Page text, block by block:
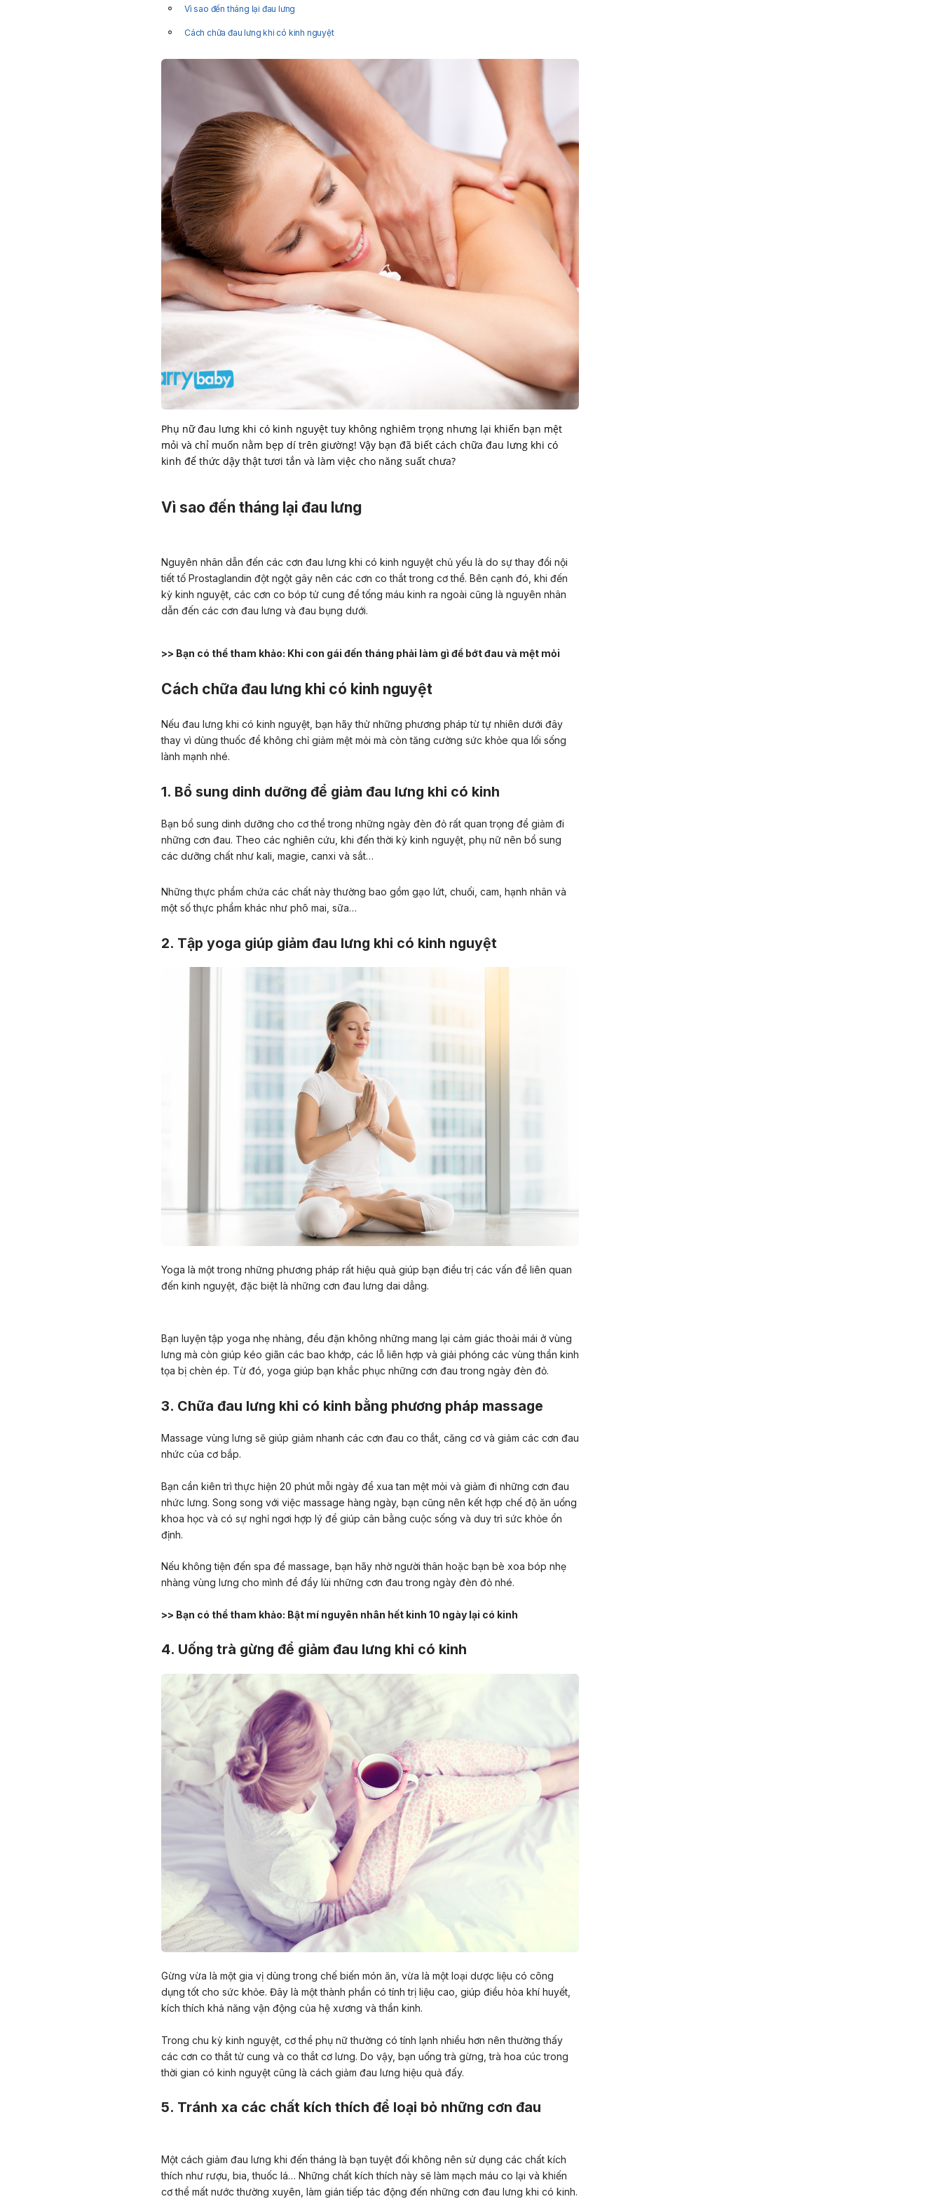
Vì sao đến tháng lại đau lưng
Cách chữa đau lưng khi có kinh nguyệt
Phụ nữ đau lưng khi có kinh nguyệt tuy không nghiêm trọng nhưng lại khiến bạn mệt
mỏi và chỉ muốn nằm bẹp dí trên giường! Vậy bạn đã biết cách chữa đau lưng khi có
kinh để thức dậy thật tươi tắn và làm việc cho năng suất chưa?
Vì sao đến tháng lại đau lưng
Nguyên nhân dẫn đến các cơn đau lưng khi có kinh nguyệt chủ yếu là do sự thay đổi nội
tiết tố Prostaglandin đột ngột gây nên các cơn co thắt trong cơ thể. Bên cạnh đó, khi đến
kỳ kinh nguyệt, các cơn co bóp tử cung để tống máu kinh ra ngoài cũng là nguyên nhân
dẫn đến các cơn đau lưng và đau bụng dưới.
>> Bạn có thể tham khảo: Khi con gái đến tháng phải làm gì để bớt đau và mệt mỏi
Cách chữa đau lưng khi có kinh nguyệt
Nếu đau lưng khi có kinh nguyệt, bạn hãy thử những phương pháp từ tự nhiên dưới đây
thay vì dùng thuốc để không chỉ giảm mệt mỏi mà còn tăng cường sức khỏe qua lối sống
lành mạnh nhé.
1. Bổ sung dinh dưỡng để giảm đau lưng khi có kinh
Bạn bổ sung dinh dưỡng cho cơ thể trong những ngày đèn đỏ rất quan trọng để giảm đi
những cơn đau. Theo các nghiên cứu, khi đến thời kỳ kinh nguyệt, phụ nữ nên bổ sung
các dưỡng chất như kali, magie, canxi và sắt…
Những thực phẩm chứa các chất này thường bao gồm gạo lứt, chuối, cam, hạnh nhân và
một số thực phẩm khác như phô mai, sữa…
2. Tập yoga giúp giảm đau lưng khi có kinh nguyệt
Yoga là một trong những phương pháp rất hiệu quả giúp bạn điều trị các vấn đề liên quan
đến kinh nguyệt, đặc biệt là những cơn đau lưng dai dẳng.
Bạn luyện tập yoga nhẹ nhàng, đều đặn không những mang lại cảm giác thoải mái ở vùng
lưng mà còn giúp kéo giãn các bao khớp, các lỗ liên hợp và giải phóng các vùng thần kinh
tọa bị chèn ép. Từ đó, yoga giúp bạn khắc phục những cơn đau trong ngày đèn đỏ.
3. Chữa đau lưng khi có kinh bằng phương pháp massage
Massage vùng lưng sẽ giúp giảm nhanh các cơn đau co thắt, căng cơ và giảm các cơn đau
nhức của cơ bắp.
Bạn cần kiên trì thực hiện 20 phút mỗi ngày để xua tan mệt mỏi và giảm đi những cơn đau
nhức lưng. Song song với việc massage hàng ngày, bạn cũng nên kết hợp chế độ ăn uống
khoa học và có sự nghỉ ngơi hợp lý để giúp cân bằng cuộc sống và duy trì sức khỏe ổn
định.
Nếu không tiện đến spa để massage, bạn hãy nhờ người thân hoặc bạn bè xoa bóp nhẹ
nhàng vùng lưng cho mình để đẩy lùi những cơn đau trong ngày đèn đỏ nhé.
>> Bạn có thể tham khảo: Bật mí nguyên nhân hết kinh 10 ngày lại có kinh
4. Uống trà gừng để giảm đau lưng khi có kinh
Gừng vừa là một gia vị dùng trong chế biến món ăn, vừa là một loại dược liệu có công
dụng tốt cho sức khỏe. Đây là một thành phần có tính trị liệu cao, giúp điều hòa khí huyết,
kích thích khả năng vận động của hệ xương và thần kinh.
Trong chu kỳ kinh nguyệt, cơ thể phụ nữ thường có tính lạnh nhiều hơn nên thường thấy
các cơn co thắt tử cung và co thắt cơ lưng. Do vậy, bạn uống trà gừng, trà hoa cúc trong
thời gian có kinh nguyệt cũng là cách giảm đau lưng hiệu quả đấy.
5. Tránh xa các chất kích thích để loại bỏ những cơn đau
Một cách giảm đau lưng khi đến tháng là bạn tuyệt đối không nên sử dụng các chất kích
thích như rượu, bia, thuốc lá… Những chất kích thích này sẽ làm mạch máu co lại và khiến
cơ thể mất nước thường xuyên, làm gián tiếp tác động đến những cơn đau lưng khi có kinh.